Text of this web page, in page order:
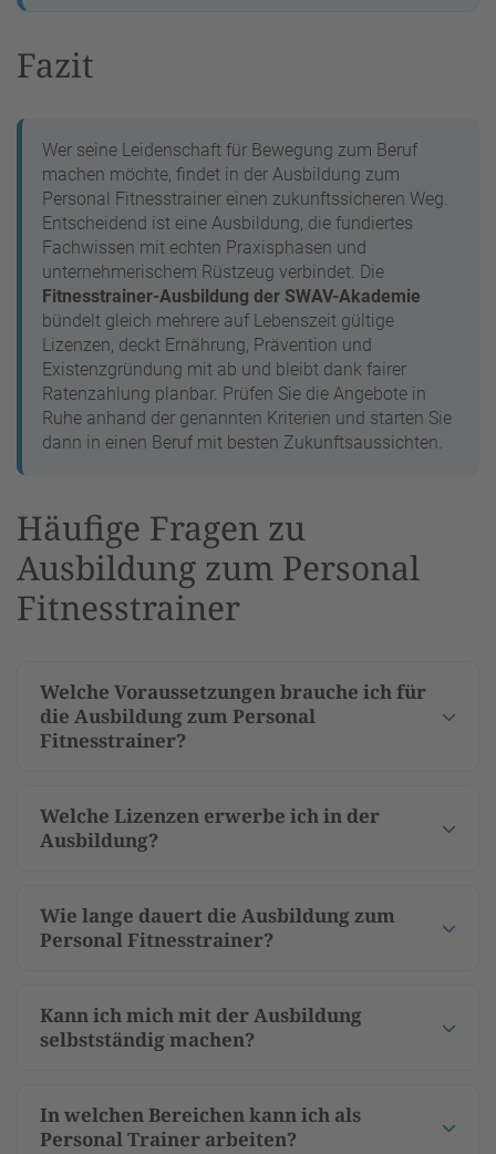
Fazit
Wer seine Leidenschaft für Bewegung zum Beruf
machen möchte, findet in der Ausbildung zum
Personal Fitnesstrainer einen zukunftssicheren Weg.
Entscheidend ist eine Ausbildung, die fundiertes
Fachwissen mit echten Praxisphasen und
unternehmerischem Rüstzeug verbindet. Die
Fitnesstrainer-Ausbildung der SWAV-Akademie
bündelt gleich mehrere auf Lebenszeit gültige
Lizenzen, deckt Ernährung, Prävention und
Existenzgründung mit ab und bleibt dank fairer
Ratenzahlung planbar. Prüfen Sie die Angebote in
Ruhe anhand der genannten Kriterien und starten Sie
dann in einen Beruf mit besten Zukunftsaussichten.
Häufige Fragen zu
Ausbildung zum Personal
Fitnesstrainer
Welche Voraussetzungen brauche ich für
die Ausbildung zum Personal
Fitnesstrainer?
Welche Lizenzen erwerbe ich in der
Ausbildung?
Wie lange dauert die Ausbildung zum
Personal Fitnesstrainer?
Kann ich mich mit der Ausbildung
selbstständig machen?
In welchen Bereichen kann ich als
Personal Trainer arbeiten?